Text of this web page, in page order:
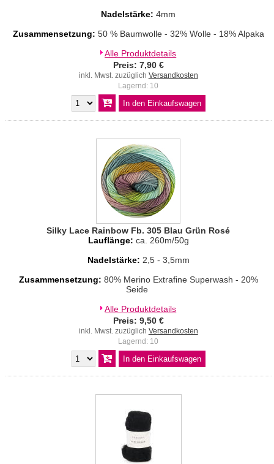
Nadelstärke: 4mm
Zusammensetzung: 50 % Baumwolle - 32% Wolle - 18% Alpaka
Alle Produktdetails
Preis: 7,90 €
inkl. Mwst. zuzüglich Versandkosten
Lagernd: 10
Silky Lace Rainbow Fb. 305 Blau Grün Rosé
Lauflänge: ca. 260m/50g
Nadelstärke: 2,5 - 3,5mm
Zusammensetzung: 80% Merino Extrafine Superwash - 20%
Seide
Alle Produktdetails
Preis: 9,50 €
inkl. Mwst. zuzüglich Versandkosten
Lagernd: 10